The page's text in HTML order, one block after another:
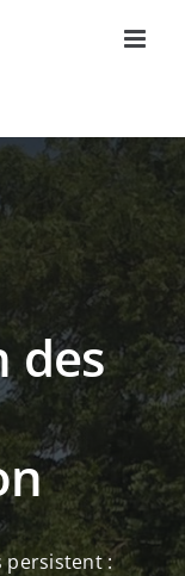
des
persistent :